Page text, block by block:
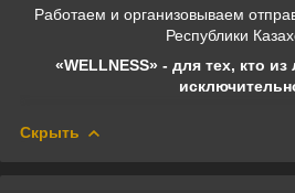
Работаем и организовываем
Республики
«WELLNESS» - для тех, кто
Скрыть